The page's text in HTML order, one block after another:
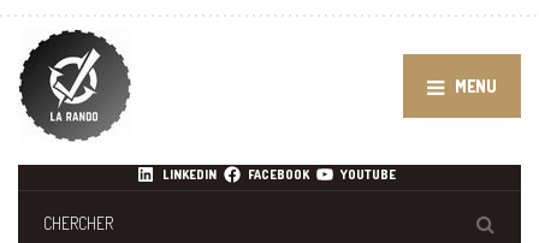
MENU
LINKEDIN FACEBOOK YOUTUBE